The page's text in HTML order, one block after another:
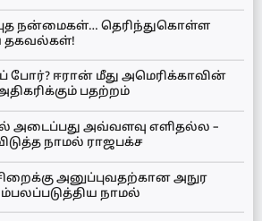
நன்மைகள்… தெரிந்துகொள்ள
தகவல்கள்!
போர்? ஈரான் மீது அமெரிக்காவின்
பதற்றம்
அடைப்பது அவ்வளவு எளிதல்ல –
நாமல் ராஜபக்ச
அனுப்புவதற்கான அநுர
நாமல்